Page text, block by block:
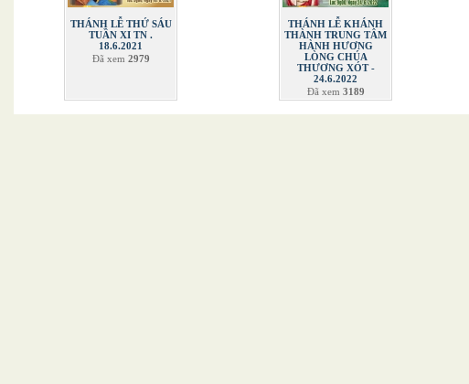
THÁNH LỄ THỨ SÁU
TUẦN XI TN .
18.6.2021
Đã xem 2979
THÁNH LỄ KHÁNH
THÀNH TRUNG TÂM
HÀNH HƯƠNG
LÒNG CHÚA
THƯƠNG XÓT -
24.6.2022
Đã xem 3189